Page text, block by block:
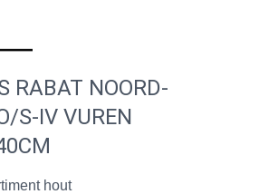
RABAT NOORD-
S-IV VUREN
hout